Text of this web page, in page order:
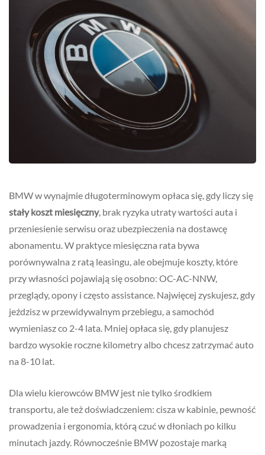
BMW w wynajmie długoterminowym opłaca się, gdy liczy się
stały koszt miesięczny, brak ryzyka utraty wartości auta i
przeniesienie serwisu oraz ubezpieczenia na dostawcę
abonamentu. W praktyce miesięczna rata bywa
porównywalna z ratą leasingu, ale obejmuje koszty, które
przy własności pojawiają się osobno: OC-AC-NNW,
przeglądy, opony i często assistance. Najwięcej zyskujesz, gdy
jeździsz w przewidywalnym przebiegu, a samochód
wymieniasz co 2-4 lata. Mniej opłaca się, gdy planujesz
bardzo wysokie roczne kilometry albo chcesz zatrzymać auto
na 8-10 lat.
Dla wielu kierowców BMW jest nie tylko środkiem
transportu, ale też doświadczeniem: cisza w kabinie, pewność
prowadzenia i ergonomia, którą czuć w dłoniach po kilku
minutach jazdy. Równocześnie BMW pozostaje marką